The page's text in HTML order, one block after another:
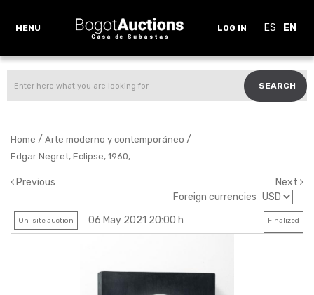
MENU LOG IN ES EN
SEARCH
Home / Arte moderno y contemporáneo /
Edgar Negret, Eclipse, 1960,
Previous
Next
Foreign currencies
On-site auction 06 May 2021 20:00 h Finalized